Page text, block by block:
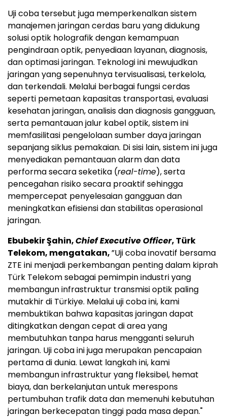
Uji coba tersebut juga memperkenalkan sistem
manajemen jaringan cerdas baru yang didukung
solusi optik holografik dengan kemampuan
pengindraan optik, penyediaan layanan, diagnosis,
dan optimasi jaringan. Teknologi ini mewujudkan
jaringan yang sepenuhnya tervisualisasi, terkelola,
dan terkendali. Melalui berbagai fungsi cerdas
seperti pemetaan kapasitas transportasi, evaluasi
kesehatan jaringan, analisis dan diagnosis gangguan,
serta pemantauan jalur kabel optik, sistem ini
memfasilitasi pengelolaan sumber daya jaringan
sepanjang siklus pemakaian. Di sisi lain, sistem ini juga
menyediakan pemantauan alarm dan data
performa secara seketika (real-time), serta
pencegahan risiko secara proaktif sehingga
mempercepat penyelesaian gangguan dan
meningkatkan efisiensi dan stabilitas operasional
jaringan.
Ebubekir Şahin,Chief Executive Officer, Türk
Telekom, mengatakan,”Uji coba inovatif bersama
ZTE ini menjadi perkembangan penting dalam kiprah
Türk Telekom sebagai pemimpin industri yang
membangun infrastruktur transmisi optik paling
mutakhir di Türkiye. Melalui uji coba ini, kami
membuktikan bahwa kapasitas jaringan dapat
ditingkatkan dengan cepat di area yang
membutuhkan tanpa harus mengganti seluruh
jaringan. Uji coba ini juga merupakan pencapaian
pertama di dunia. Lewat langkah ini, kami
membangun infrastruktur yang fleksibel, hemat
biaya, dan berkelanjutan untuk merespons
pertumbuhan trafik data dan memenuhi kebutuhan
jaringan berkecepatan tinggi pada masa depan."